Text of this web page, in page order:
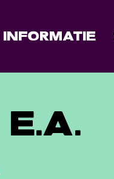
INFORMATIE